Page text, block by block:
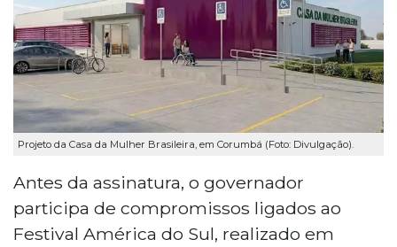
Projeto da Casa da Mulher Brasileira, em Corumbá (Foto: Divulgação).
Antes da assinatura, o governador
participa de compromissos ligados ao
Festival América do Sul, realizado em